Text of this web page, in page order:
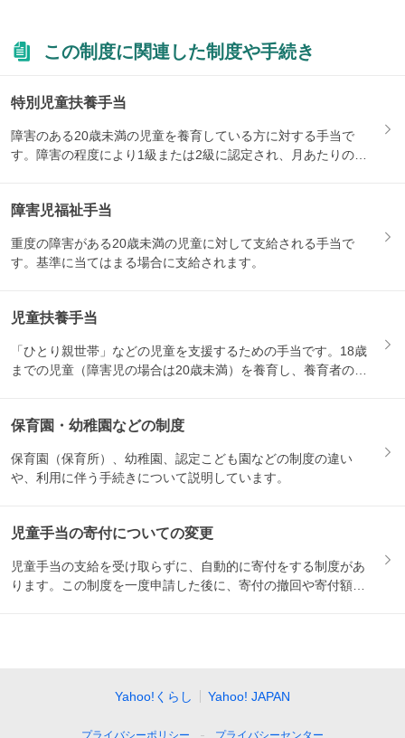
この制度に関連した制度や手続き
特別児童扶養手当
障害のある20歳未満の児童を養育している方に対する手当で
す。障害の程度により1級または2級に認定され、月あたりの支
障害児福祉手当
重度の障害がある20歳未満の児童に対して支給される手当で
す。基準に当てはまる場合に支給されます。
児童扶養手当
「ひとり親世帯」などの児童を支援するための手当です。18歳
までの児童（障害児の場合は20歳未満）を養育し、養育者の所
保育園・幼稚園などの制度
保育園（保育所）、幼稚園、認定こども園などの制度の違い
や、利用に伴う手続きについて説明しています。
児童手当の寄付についての変更
児童手当の支給を受け取らずに、自動的に寄付をする制度があ
ります。この制度を一度申請した後に、寄付の撤回や寄付額の
Yahoo!くらし Yahoo! JAPAN
プライバシーポリシー プライバシーセンター